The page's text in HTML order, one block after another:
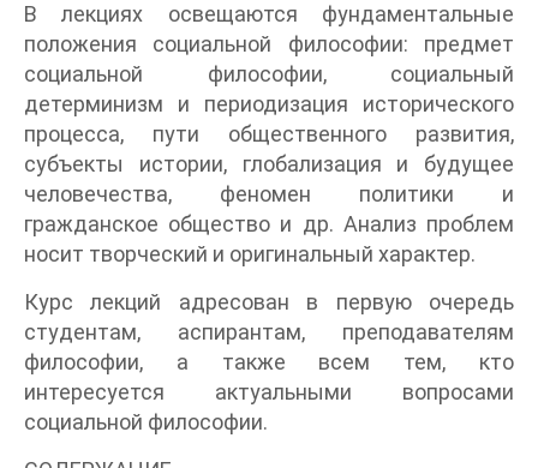
В лекциях освещаются фундаментальные
положения социальной философии: предмет
социальной философии, социальный
детерминизм и периодизация исторического
процесса, пути общественного развития,
субъекты истории, глобализация и будущее
человечества, феномен политики и
гражданское общество и др. Анализ проблем
носит творческий и оригинальный характер.
Курс лекций адресован в первую очередь
студентам, аспирантам, преподавателям
философии, а также всем тем, кто
интересуется актуальными вопросами
социальной философии.